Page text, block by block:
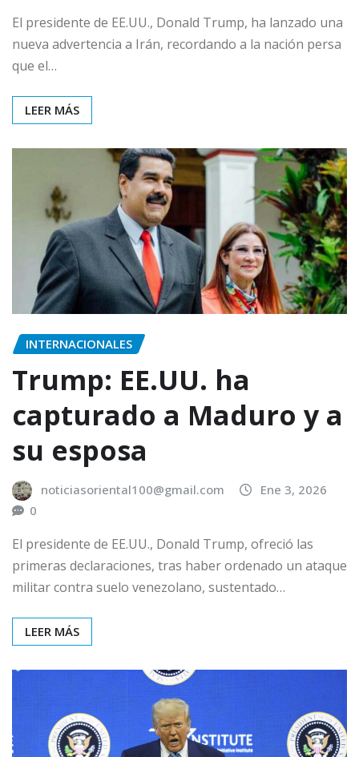
El presidente de EE.UU., Donald Trump, ha lanzado una
nueva advertencia a Irán, recordando a la nación persa
que el…
LEER MÁS
INTERNACIONALES
Trump: EE.UU. ha
capturado a Maduro y a
su esposa
noticiasoriental100@gmail.com
Ene 3, 2026
0
El presidente de EE.UU., Donald Trump, ofreció las
primeras declaraciones, tras haber ordenado un ataque
militar contra suelo venezolano, sustentado…
LEER MÁS